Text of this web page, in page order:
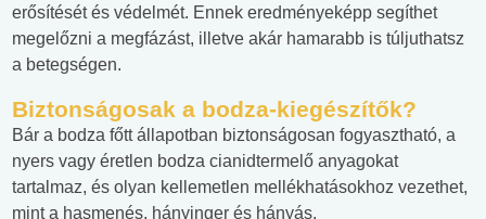
erősítését és védelmét. Ennek eredményeképp segíthet
megelőzni a megfázást, illetve akár hamarabb is túljuthatsz
a betegségen.
Biztonságosak a bodza-kiegészítők?
Bár a bodza főtt állapotban biztonságosan fogyasztható, a
nyers vagy éretlen bodza cianidtermelő anyagokat
tartalmaz, és olyan kellemetlen mellékhatásokhoz vezethet,
mint a hasmenés, hányinger és hányás.